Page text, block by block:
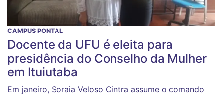
CAMPUS PONTAL
Docente da UFU é eleita para
presidência do Conselho da Mulher
em Ituiutaba
Em janeiro, Soraia Veloso Cintra assume o comando